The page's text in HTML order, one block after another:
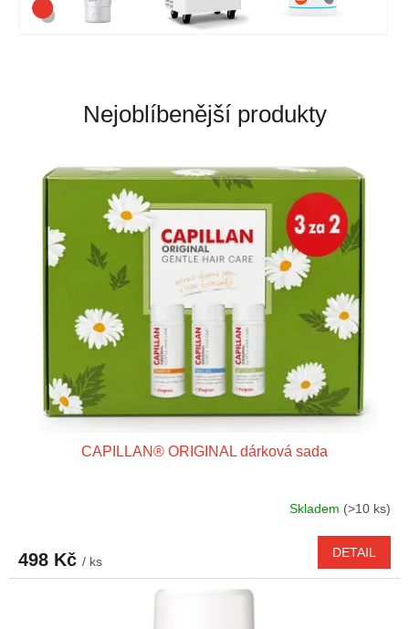
Nejoblíbenější produkty
CAPILLAN® ORIGINAL dárková sada
Skladem (>10 ks)
498 Kč / ks
DETAIL